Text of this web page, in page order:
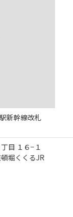
新幹線改札
目 １６−１
堀くくるJR